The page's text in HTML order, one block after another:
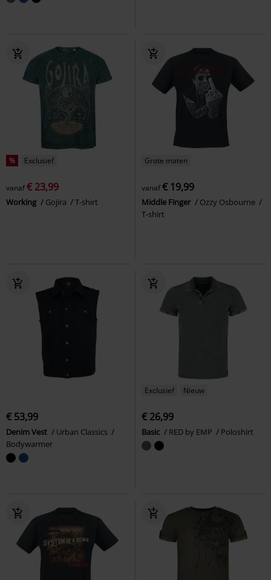
% Exclusief
vanaf€ 23,99
Working Gojira T-shirt
Grote maten
vanaf€ 19,99
Middle Finger
Ozzy Osbourne
T-shirt
€ 53,99
Denim Vest
Urban Classics
Bodywarmer
Exclusief Nieuw
€ 26,99
Basic RED by EMP Poloshirt